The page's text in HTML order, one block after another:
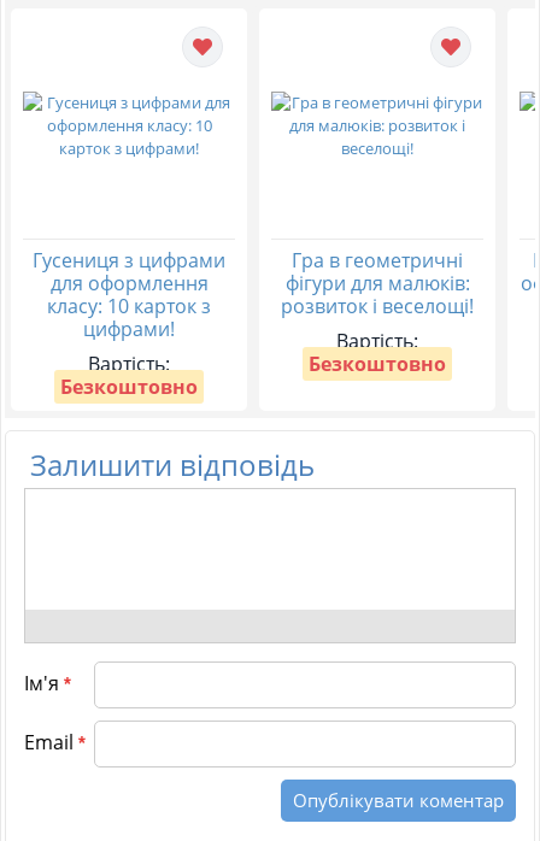
Гусениця з цифрами
для оформлення
класу: 10 карток з
цифрами!
Вартість:
Безкоштовно
Гра в геометричні
фігури для малюків:
розвиток і веселощі!
Вартість:
Безкоштовно
Залишити відповідь
Ім'я *
Email *